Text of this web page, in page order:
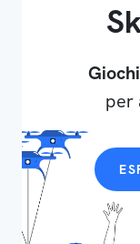
Giochi
per